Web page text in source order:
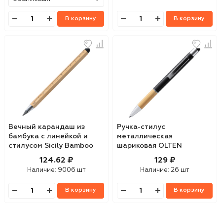
В корзину В корзину
Вечный карандаш из
бамбука с линейкой и
стилусом Sicily Bamboo
124.62 ₽
Наличие: 9006 шт
В корзину
Ручка-стилус
металлическая
шариковая OLTEN
129 ₽
Наличие: 26 шт
В корзину